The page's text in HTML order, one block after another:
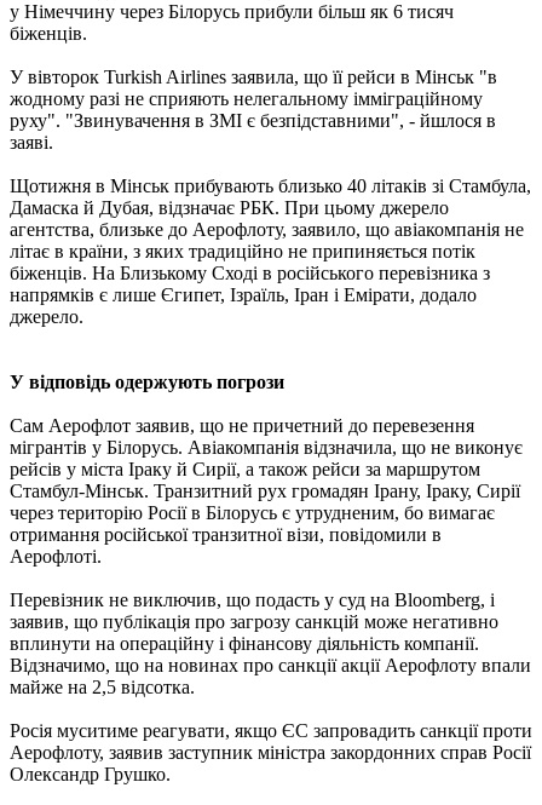
у Німеччину через Білорусь прибули більш як 6 тисяч
біженців.
У вівторок Turkish Airlines заявила, що її рейси в Мінськ "в
жодному разі не сприяють нелегальному імміграційному
руху". "Звинувачення в ЗМІ є безпідставними", - йшлося в
заяві.
Щотижня в Мінськ прибувають близько 40 літаків зі Стамбула,
Дамаска й Дубая, відзначає РБК. При цьому джерело
агентства, близьке до Аерофлоту, заявило, що авіакомпанія не
літає в країни, з яких традиційно не припиняється потік
біженців. На Близькому Сході в російського перевізника з
напрямків є лише Єгипет, Ізраїль, Іран і Емірати, додало
джерело.
У відповідь одержують погрози
Сам Аерофлот заявив, що не причетний до перевезення
мігрантів у Білорусь. Авіакомпанія відзначила, що не виконує
рейсів у міста Іраку й Сирії, а також рейси за маршрутом
Стамбул-Мінськ. Транзитний рух громадян Ірану, Іраку, Сирії
через територію Росії в Білорусь є утрудненим, бо вимагає
отримання російської транзитної візи, повідомили в
Аерофлоті.
Перевізник не виключив, що подасть у суд на Bloomberg, і
заявив, що публікація про загрозу санкцій може негативно
вплинути на операційну і фінансову діяльність компанії.
Відзначимо, що на новинах про санкції акції Аерофлоту впали
майже на 2,5 відсотка.
Росія муситиме реагувати, якщо ЄС запровадить санкції проти
Аерофлоту, заявив заступник міністра закордонних справ Росії
Олександр Грушко.